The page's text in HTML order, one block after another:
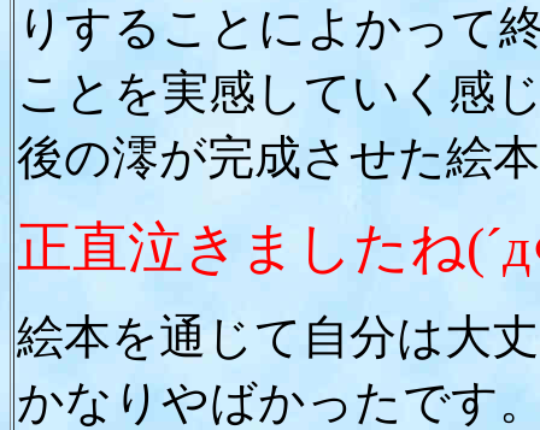
りすることによかって
ことを実感していく感
後の澪が完成させた絵
正直泣きましたね
絵本を通じて自分は大
かなりやばかったです